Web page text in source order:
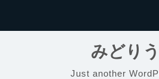
みどり
Just another